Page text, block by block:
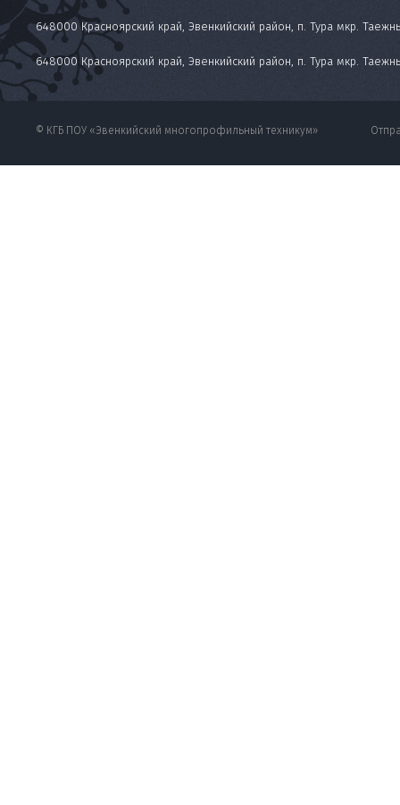
648000 Красноярский край, Эвенкийский район, п. Тура мкр.
648000 Красноярский край, Эвенкийский район, п. Тура мкр.
© КГБ ПОУ «Эвенкийский многопрофильный техникум»